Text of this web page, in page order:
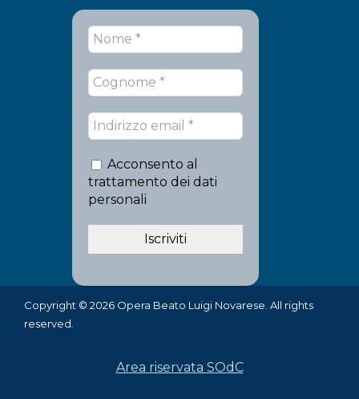
Acconsento al
trattamento dei dati
personali
Copyright © 2026 Opera Beato Luigi Novarese. All rights
reserved.
Area riservata SOdC